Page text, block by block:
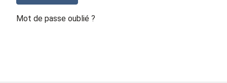
Mot de passe oublié ?